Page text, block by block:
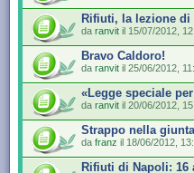
Rifiuti, la lezione di
da ranvit il 15/07/2012,
Bravo Caldoro!
da ranvit il 25/06/2012,
«Legge speciale
da ranvit il 20/06/2012,
Strappo nella
da franz il 18/06/2012,
Rifiuti di Napoli: